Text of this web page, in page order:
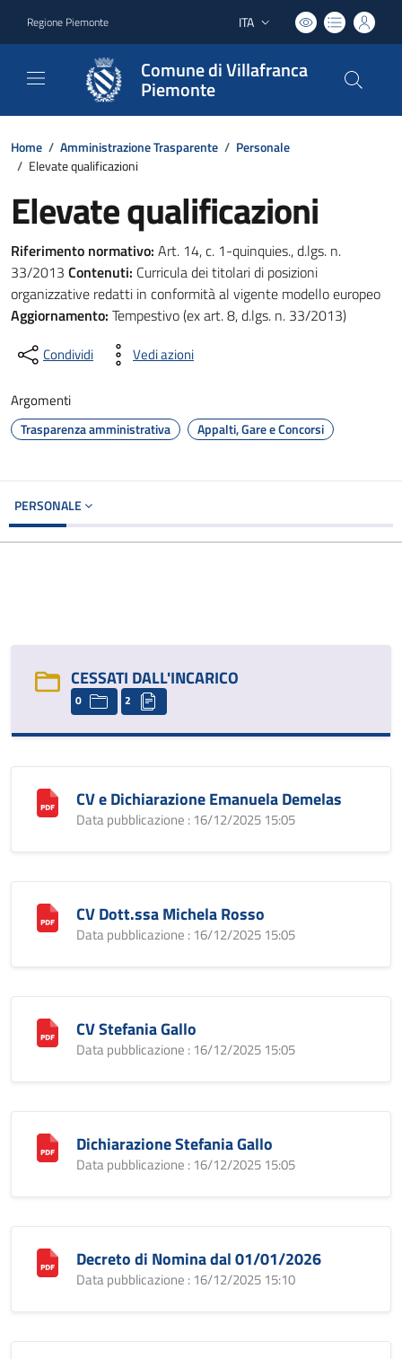
Regione Piemonte Lingua attiva:
ITA
Comune di Villafranca
Piemonte
Home / Amministrazione Trasparente / Personale
/ Elevate qualificazioni
Elevate qualificazioni
Riferimento normativo: Art. 14, c. 1-quinquies., d.lgs. n.
33/2013 Contenuti: Curricula dei titolari di posizioni
organizzative redatti in conformità al vigente modello europeo
Aggiornamento: Tempestivo (ex art. 8, d.lgs. n. 33/2013)
Condividi Vedi azioni
Argomenti
Trasparenza amministrativa Appalti, Gare e Concorsi
PERSONALE
CESSATI DALL'INCARICO
0 2
CV e Dichiarazione Emanuela Demelas
Data pubblicazione : 16/12/2025 15:05
CV Dott.ssa Michela Rosso
Data pubblicazione : 16/12/2025 15:05
CV Stefania Gallo
Data pubblicazione : 16/12/2025 15:05
Dichiarazione Stefania Gallo
Data pubblicazione : 16/12/2025 15:05
Decreto di Nomina dal 01/01/2026
Data pubblicazione : 16/12/2025 15:10